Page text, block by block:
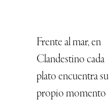
Frente al mar, en
Clandestino cada
plato encuentra su
propio momento